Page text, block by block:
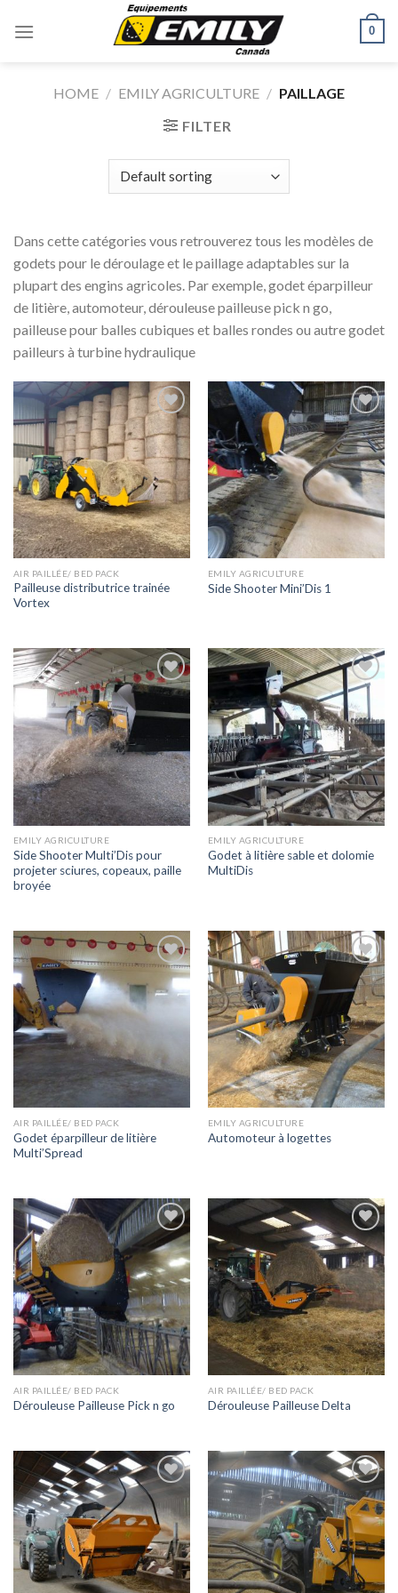
0
HOME / EMILY AGRICULTURE / PAILLAGE
FILTER
Dans cette catégories vous retrouverez tous les modèles de
godets pour le déroulage et le paillage adaptables sur la
plupart des engins agricoles. Par exemple, godet éparpilleur
de litière, automoteur, dérouleuse pailleuse pick n go,
pailleuse pour balles cubiques et balles rondes ou autre godet
pailleurs à turbine hydraulique
Ajouter
à la liste
de
souhaits
AIR PAILLÉE/ BED PACK
Pailleuse distributrice trainée
Vortex
Ajouter
à la liste
de
souhaits
EMILY AGRICULTURE
Side Shooter Mini’Dis 1
Ajouter
de
EMILY AGRICULTURE
Side Shooter Multi’Dis pour
projeter sciures, copeaux, paille
broyée
Ajouter
à la liste
de
souhaits
EMILY AGRICULTURE
Godet à litière sable et dolomie
MultiDis
Ajouter
à la liste
AIR PAILLÉE/ BED PACK
Godet éparpilleur de litière
Multi’Spread
Ajouter
à la liste
de
souhaits
EMILY AGRICULTURE
Automoteur à logettes
Ajouter
à la liste
de
souhaits
AIR PAILLÉE/ BED PACK
Dérouleuse Pailleuse Pick n go
Ajouter
à la liste
de
souhaits
AIR PAILLÉE/ BED PACK
Dérouleuse Pailleuse Delta
Ajouter
à la liste
de
souhaits
Ajouter
à la liste
de
souhaits